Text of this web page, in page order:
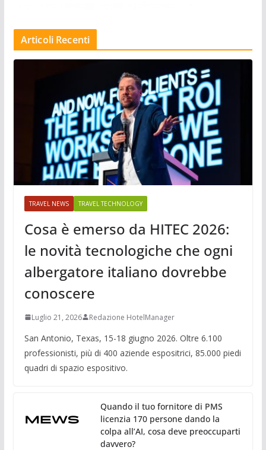
Articoli Recenti
TRAVEL NEWS TRAVEL TECHNOLOGY
Cosa è emerso da HITEC 2026:
le novità tecnologiche che ogni
albergatore italiano dovrebbe
conoscere
Luglio 21, 2026 Redazione HotelManager
San Antonio, Texas, 15-18 giugno 2026. Oltre 6.100
professionisti, più di 400 aziende espositrici, 85.000 piedi
quadri di spazio espositivo.
Quando il tuo fornitore di PMS
licenzia 170 persone dando la
colpa all’AI, cosa deve preoccuparti
davvero?